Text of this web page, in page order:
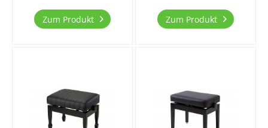
ausgereifte Fertigung
und die präzise
Zum Produkt
wird in Europa aus
massivem Buchenholz
Zum Produkt